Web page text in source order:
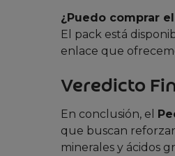
¿Puedo comprar
El pack está
enlace que
Veredicto
En conclusión, el
que buscan
minerales y ácidos